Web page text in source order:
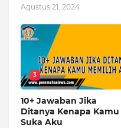
Agustus 21, 2024
3
10+ Jawaban Jika
Ditanya Kenapa Kamu
Suka Aku